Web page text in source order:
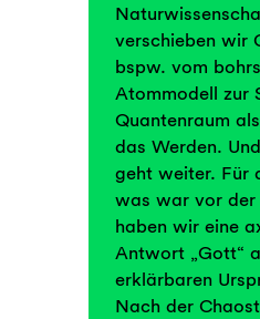
verschieben wir
bspw. vom
Atommodell zur
Quantenraum
das Werden.
geht weiter. Für
was war vor der
haben wir eine
Antwort „Gott“
erklärbaren
Nach der